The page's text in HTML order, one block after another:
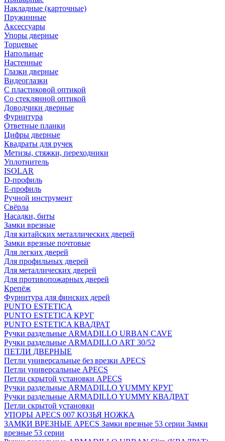
Накладные (карточные)
Пружинные
Аксессуары
Упоры дверные
Торцевые
Напольные
Настенные
Глазки дверные
Видеоглазки
С пластиковой оптикой
Со стеклянной оптикой
Доводчики дверные
Фурнитура
Ответные планки
Цифры дверные
Квадраты для ручек
Метизы, стяжки, переходники
Уплотнитель
ISOLAR
D-профиль
Е-профиль
Ручной инструмент
Свёрла
Насадки, биты
Замки врезные
Для китайских металлических дверей
Замки врезные почтовые
Для легких дверей
Для профильных дверей
Для металлических дверей
Для противопожарных дверей
Крепёж
Фурнитура для финских дерей
PUNTO ESTETICA
PUNTO ESTETICA КРУГ
PUNTO ESTETICA КВАДРАТ
Ручки раздельные ARMADILLO URBAN CAVE
Ручки раздельные ARMADILLO ART 30/52
ПЕТЛИ ДВЕРНЫЕ
Петли универсальные без врезки APECS
Петли универсальные APECS
Петли скрытой установки APECS
Ручки раздельные ARMADILLO YUMMY КРУГ
Ручки раздельные ARMADILLO YUMMY КВАДРАТ
Петли скрытой установки
УПОРЫ APECS 007 КОЗЬЯ НОЖКА
ЗАМКИ ВРЕЗНЫЕ APECS Замки врезные 53 серии Замки
врезные 53 серии